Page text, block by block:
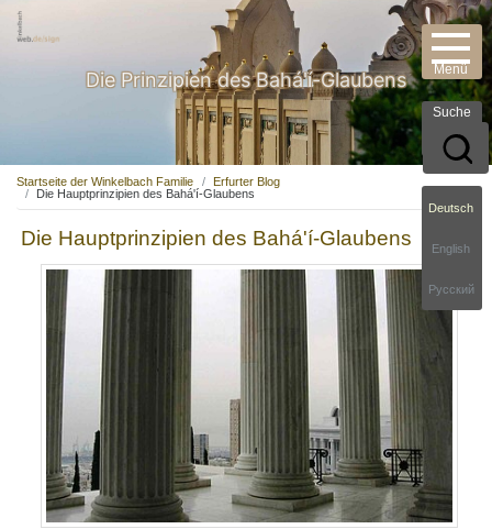
Suche
Deutsch
English
Русский
Die Prinzipien des Bahá'í-Glaubens
Startseite der Winkelbach Familie
Erfurter Blog
Die Hauptprinzipien des Bahá'í-Glaubens
Die Hauptprinzipien des Bahá'í-Glaubens